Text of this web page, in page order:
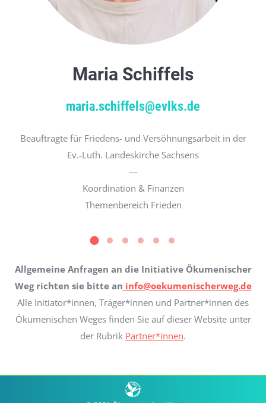
Maria Schiffels
maria.schiffels@evlks.de
Beauftragte für Friedens- und Versöhnungsarbeit in der
Ev.-Luth. Landeskirche Sachsens
—
Koordination & Finanzen
Themenbereich Frieden
Allgemeine Anfragen an die Initiative Ökumenischer
Weg richten sie bitte an info@oekumenischerweg.de
Alle Initiator*innen, Träger*innen und Partner*innen des
Ökumenischen Weges finden Sie auf dieser Website unter
der Rubrik Partner*innen.